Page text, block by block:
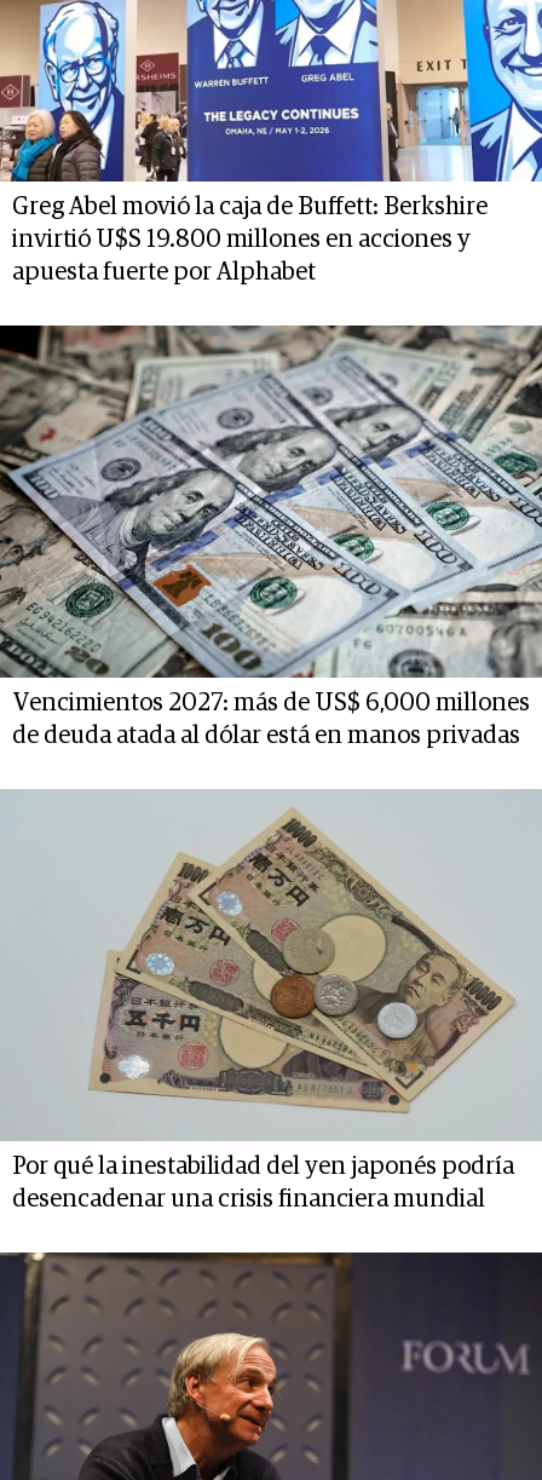
Greg Abel movió la caja de Buffett: Berkshire
invirtió U$S 19.800 millones en acciones y
apuesta fuerte por Alphabet
Vencimientos 2027: más de US$ 6,000 millones
de deuda atada al dólar está en manos privadas
Por qué la inestabilidad del yen japonés podría
desencadenar una crisis financiera mundial